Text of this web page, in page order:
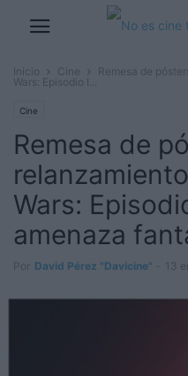
Inicio Cine
Remesa de
Wars: Episodio I...
Cine
Remesa de
Wars:
amenaza
Por David Pérez "Davicine" 13